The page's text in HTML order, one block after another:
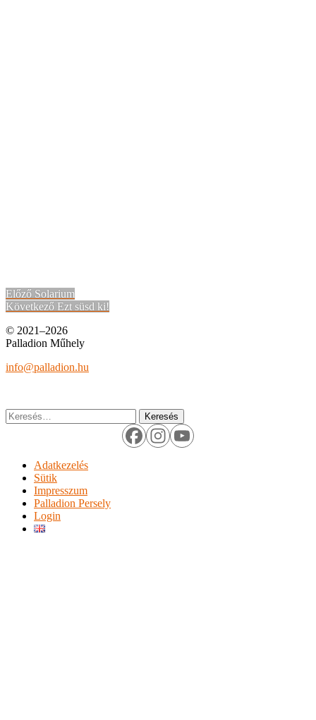
Bejegyzés
navigáció
Előző Korábbi
bejegyzések:
Solarium
Következő Következő
Ezt süsd ki!
© 2021–2026
Palladion Műhely
info@palladion.hu
Keresés:
Adatkezelés
Sütik
Impresszum
Palladion Persely
Login